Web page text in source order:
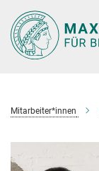
Hauptinhalt
Mitarbeiter*innen